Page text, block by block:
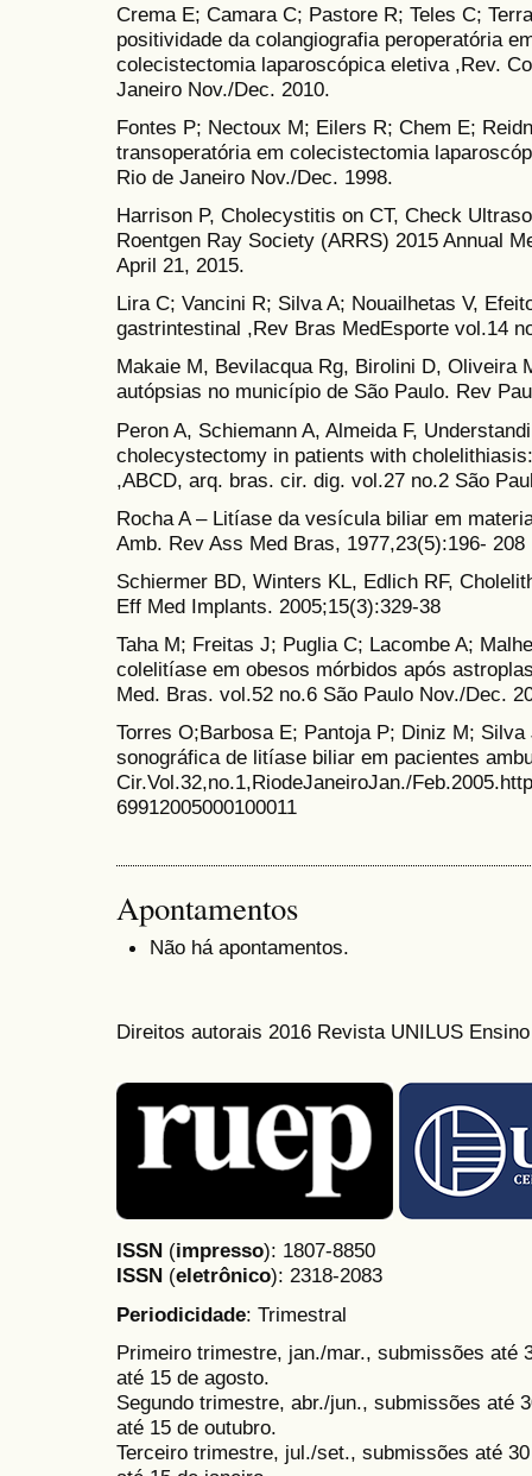
Crema E; Camara C; Pastore R; Teles C;
positividade da colangiografia peroperatória
colecistectomia laparoscópica eletiva ,Rev.
Janeiro Nov./Dec. 2010.
Fontes P; Nectoux M; Eilers R; Chem E;
transoperatória em colecistectomia
Rio de Janeiro Nov./Dec. 1998.
Harrison P, Cholecystitis on CT, Check
Roentgen Ray Society (ARRS) 2015 Annual
April 21, 2015.
Lira C; Vancini R; Silva A; Nouailhetas V,
gastrintestinal ,Rev Bras MedEsporte vol.14
Makaie M, Bevilacqua Rg, Birolini D, Oliveira
autópsias no município de São Paulo. Rev
Peron A, Schiemann A, Almeida F,
cholecystectomy in patients with
,ABCD, arq. bras. cir. dig. vol.27 no.2 São
Rocha A – Litíase da vesícula biliar em
Amb. Rev Ass Med Bras, 1977,23(5):196- 208
Schiermer BD, Winters KL, Edlich RF,
Eff Med Implants. 2005;15(3):329-38
Taha M; Freitas J; Puglia C; Lacombe A;
colelitíase em obesos mórbidos após
Med. Bras. vol.52 no.6 São Paulo Nov./Dec.
Torres O;Barbosa E; Pantoja P; Diniz M;
sonográfica de litíase biliar em pacientes
Cir.Vol.32,no.1,RiodeJaneiroJan./
69912005000100011
Apontamentos
Não há apontamentos.
Direitos autorais 2016 Revista UNILUS
ISSN (impresso): 1807-8850
ISSN (eletrônico): 2318-2083
Periodicidade: Trimestral
Primeiro trimestre, jan./mar., submissões até
até 15 de agosto.
Segundo trimestre, abr./jun., submissões até
até 15 de outubro.
Terceiro trimestre, jul./set., submissões até